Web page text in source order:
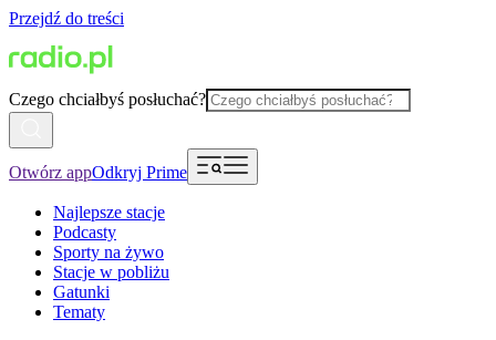
Przejdź do treści
Czego chciałbyś posłuchać?
Otwórz appOdkryj Prime
Najlepsze stacje
Podcasty
Sporty na żywo
Stacje w pobliżu
Gatunki
Tematy